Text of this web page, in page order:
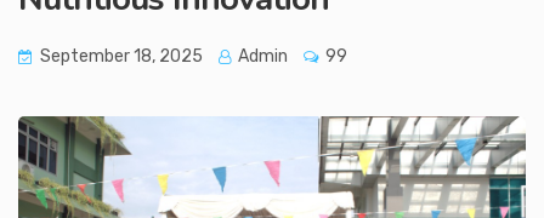
September 18, 2025 Admin 99